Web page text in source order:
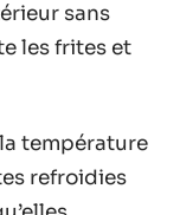
sans
les frites et
température
refroidies